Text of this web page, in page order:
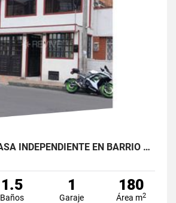
SE ARRIENDA CASA INDEPENDIENTE EN BARRIO QUIROGA SUR
1.5
Baños
1
Garaje
180
Área m2